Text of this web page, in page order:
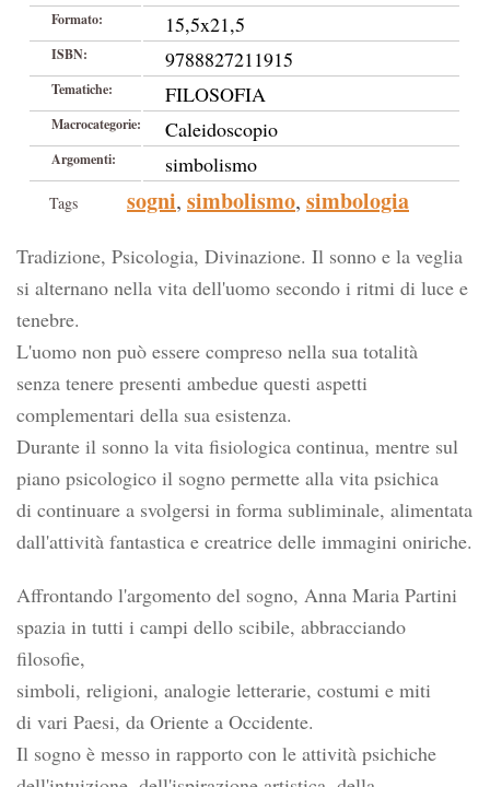
Formato: 15,5x21,5
ISBN: 9788827211915
Tematiche: FILOSOFIA
Macrocategorie: Caleidoscopio
Argomenti: simbolismo
Tags sogni, simbolismo, simbologia
Tradizione, Psicologia, Divinazione. Il sonno e la veglia
si alternano nella vita dell'uomo secondo i ritmi di luce e
tenebre.
L'uomo non può essere compreso nella sua totalità
senza tenere presenti ambedue questi aspetti
complementari della sua esistenza.
Durante il sonno la vita fisiologica continua, mentre sul
piano psicologico il sogno permette alla vita psichica
di continuare a svolgersi in forma subliminale, alimentata
dall'attività fantastica e creatrice delle immagini oniriche.
Affrontando l'argomento del sogno, Anna Maria Partini
spazia in tutti i campi dello scibile, abbracciando
filosofie,
simboli, religioni, analogie letterarie, costumi e miti
di vari Paesi, da Oriente a Occidente.
Il sogno è messo in rapporto con le attività psichiche